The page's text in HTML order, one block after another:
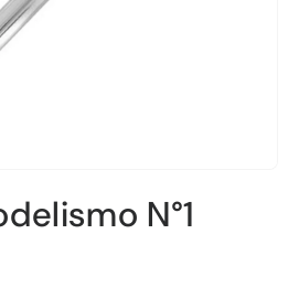
N°1